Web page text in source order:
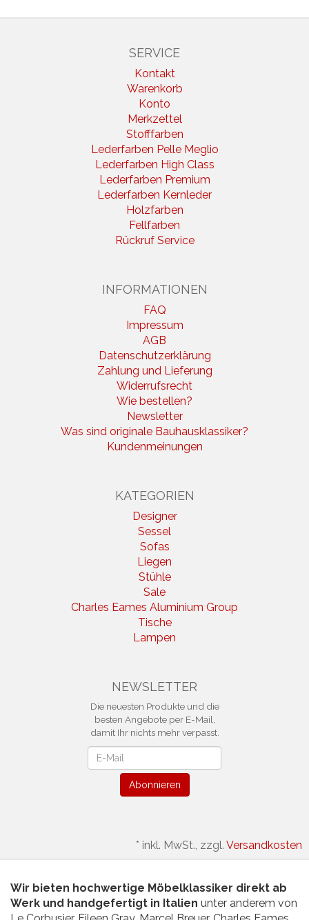
SERVICE
Kontakt
Warenkorb
Konto
Merkzettel
Stofffarben
Lederfarben Pelle Meglio
Lederfarben High Class
Lederfarben Premium
Lederfarben Kernleder
Holzfarben
Fellfarben
Rückruf Service
INFORMATIONEN
FAQ
Impressum
AGB
Datenschutzerklärung
Zahlung und Lieferung
Widerrufsrecht
Wie bestellen?
Newsletter
Was sind originale Bauhausklassiker?
Kundenmeinungen
KATEGORIEN
Designer
Sessel
Sofas
Liegen
Stühle
Sale
Charles Eames Aluminium Group
Tische
Lampen
NEWSLETTER
Die neuesten Produkte und die
besten Angebote per E-Mail,
damit Ihr nichts mehr verpasst.
Abonnieren
* inkl. MwSt., zzgl. Versandkosten
Wir bieten hochwertige Möbelklassiker direkt ab
Werk und handgefertigt in Italien unter anderem von